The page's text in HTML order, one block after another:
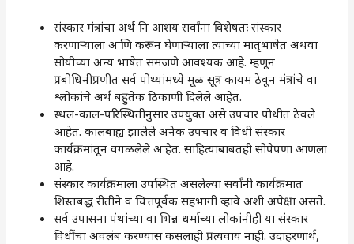
संस्कार मंत्रांचा अर्थ नि आशय सर्वांना विशेषतः संस्कार
करणाऱ्याला आणि करून घेणाऱ्याला त्याच्या मातृभाषेत अथवा
सोयीच्या अन्य भाषेत समजणे आवश्यक आहे. म्हणून
प्रबोधिनीप्रणीत सर्व पोथ्यांमध्ये मूळ सूत्र कायम ठेवून मंत्रांचे वा
श्लोकांचे अर्थ बहुतेक ठिकाणी दिलेले आहेत.
स्थल-काल-परिस्थितीनुसार उपयुक्त असे उपचार पोथीत ठेवले
आहेत. कालबाह्य झालेले अनेक उपचार व विधी संस्कार
कार्यक्रमांतून वगळलेले आहेत. साहित्याबाबतही सोपेपणा आणला
आहे.
संस्कार कार्यक्रमाला उपस्थित असलेल्या सर्वांनी कार्यक्रमात
शिस्तबद्ध रीतीने व चित्तपूर्वक सहभागी व्हावे अशी अपेक्षा असते.
सर्व उपासना पंथांच्या वा भिन्न धर्माच्या लोकांनीही या संस्कार
विधींचा अवलंब करण्यास कसलाही प्रत्यवाय नाही. उदाहरणार्थ,